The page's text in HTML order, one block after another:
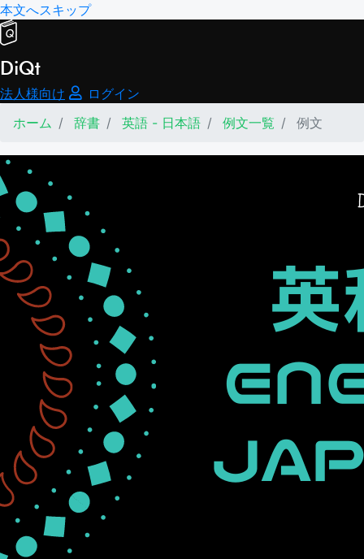
本文へスキップ
DiQt
法人様向け
ログイン
ホーム
辞書 英語 - 日本語 例文一覧 例文